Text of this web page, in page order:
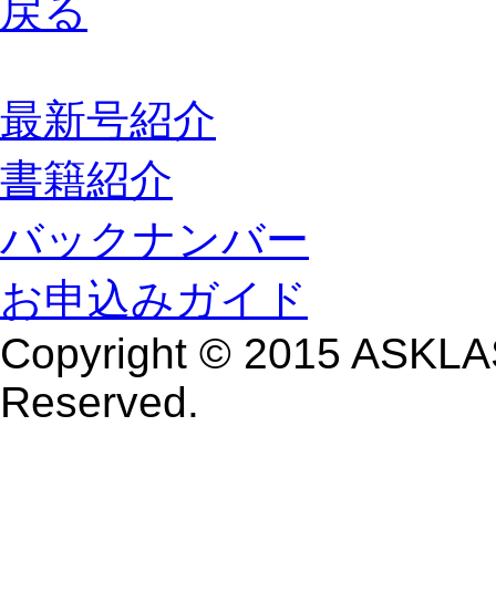
最新号紹介
書籍紹介
バックナンバー
お申込みガイド
Copyright © 2015
Reserved.